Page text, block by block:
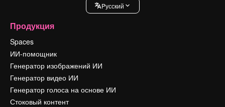
Pусский
Продукция
Spaces
ИИ-помощник
Генератор изображений ИИ
Генератор видео ИИ
Генератор голоса на основе ИИ
Стоковый контент